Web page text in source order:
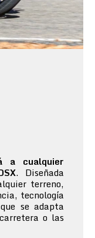
a cualquier
. Diseñada
terreno,
tecnología
se adapta
o las